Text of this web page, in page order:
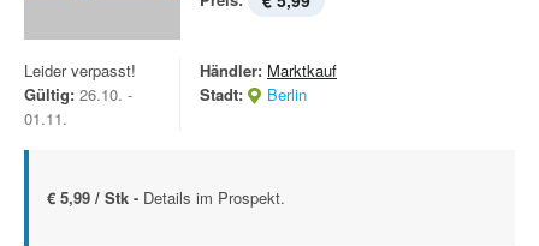
Leider verpasst!
Gültig: 26.10. -
01.11.
Händler: Marktkauf
Stadt:
Berlin
€ 5,99 / Stk - Details im Prospekt.